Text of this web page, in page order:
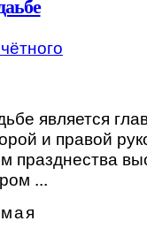
является
и правой
празднества
...